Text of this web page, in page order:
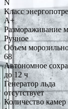
N
Класс
A+
Размораживание
Ручное
Объем
68
Автономное
до 12 ч
Генератор льда
отсутствует
Количество камер